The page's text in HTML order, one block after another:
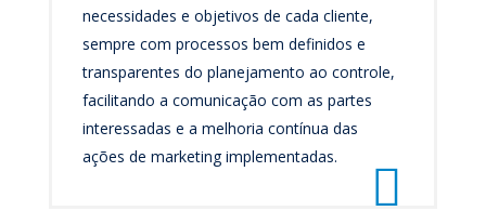
necessidades e objetivos de cada cliente,
sempre com processos bem definidos e
transparentes do planejamento ao controle,
facilitando a comunicação com as partes
interessadas e a melhoria contínua das
ações de marketing implementadas.